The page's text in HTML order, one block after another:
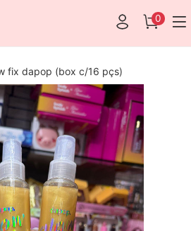
0
fix dapop (box c/16 pçs)